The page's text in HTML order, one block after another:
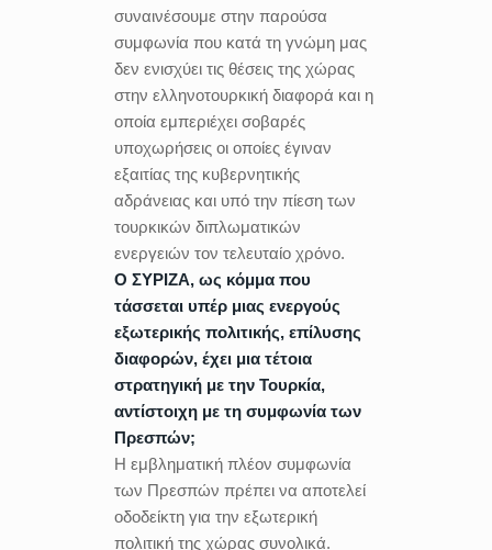
συναινέσουμε στην παρούσα
συμφωνία που κατά τη γνώμη μας
δεν ενισχύει τις θέσεις της χώρας
στην ελληνοτουρκική διαφορά και η
οποία εμπεριέχει σοβαρές
υποχωρήσεις οι οποίες έγιναν
εξαιτίας της κυβερνητικής
αδράνειας και υπό την πίεση των
τουρκικών διπλωματικών
ενεργειών τον τελευταίο χρόνο.
Ο ΣΥΡΙΖΑ, ως κόμμα που
τάσσεται υπέρ μιας ενεργούς
εξωτερικής πολιτικής, επίλυσης
διαφορών, έχει μια τέτοια
στρατηγική με την Τουρκία,
αντίστοιχη με τη συμφωνία των
Πρεσπών;
Η εμβληματική πλέον συμφωνία
των Πρεσπών πρέπει να αποτελεί
οδοδείκτη για την εξωτερική
πολιτική της χώρας συνολικά.